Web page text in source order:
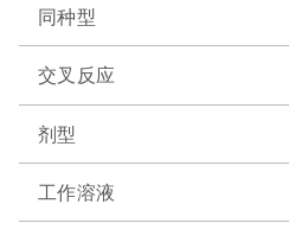
同种型
交叉反应
剂型
工作溶液